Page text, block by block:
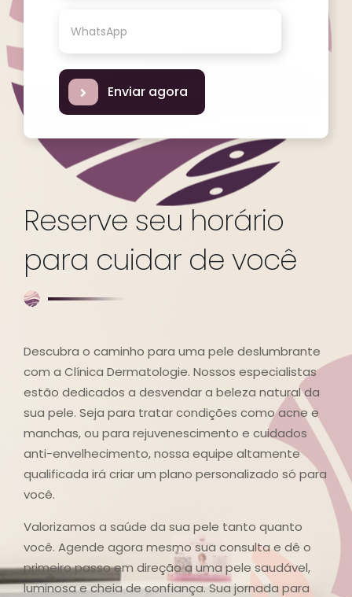
Enviar agora
Reserve seu horário
para cuidar de você
Descubra o caminho para uma pele deslumbrante
com a Clínica Dermatologie. Nossos especialistas
estão dedicados a desvendar a beleza natural da
sua pele. Seja para tratar condições como acne e
manchas, ou para rejuvenescimento e cuidados
anti-envelhecimento, nossa equipe altamente
qualificada irá criar um plano personalizado só para
você.
Valorizamos a saúde da sua pele tanto quanto
você. Agende agora mesmo sua consulta e dê o
primeiro passo em direção a uma pele saudável,
luminosa e cheia de confiança. Sua jornada para